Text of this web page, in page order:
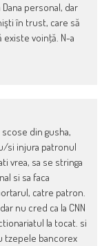
personal, dar
în trust, care să
voinţă. N-a
din gusha,
si injura patronul
vrea, sa se stringa
si sa faca
catre patron.
nu cred ca la CNN
la tocat. si
tzepele bancorex